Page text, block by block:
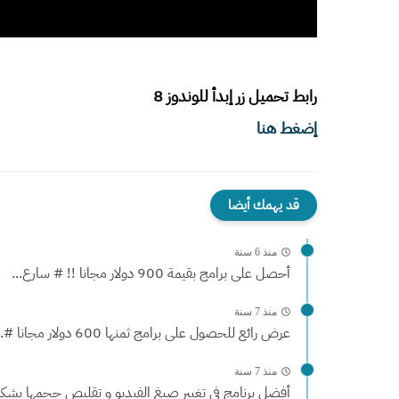
رابط تحميل زر إبدأ للوندوز 8
إضغط هنا
قد يهمك أيضا
منذ 6 سنة
أحصل على برامج بقيمة 900 دولار مجانا !! # سارع...
منذ 7 سنة
عرض رائع للحصول على برامج ثمنها 600 دولار مجانا #...
منذ 7 سنة
أفضل برنامج في تغيير صيغ الفيديو و تقليص حجمها